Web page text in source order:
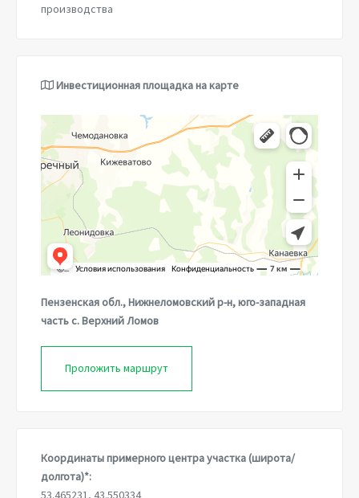
производства
Инвестиционная площадка на карте
Яндекс.Карты
Земетчинский район — Яндекс.Карты
Пензенская обл., Нижнеломовский р-н, юго-западная
часть с. Верхний Ломов
Проложить маршрут
Координаты примерного центра участка (широта/
долгота)*:
53.465231, 43.550334